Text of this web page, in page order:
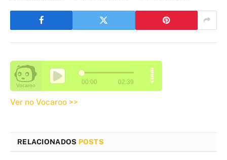
Ver no Vocaroo >>
RELACIONADOS POSTS